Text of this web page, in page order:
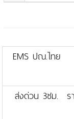
EMS ปณ.ไทย
ส่งด่วน 3ชม.